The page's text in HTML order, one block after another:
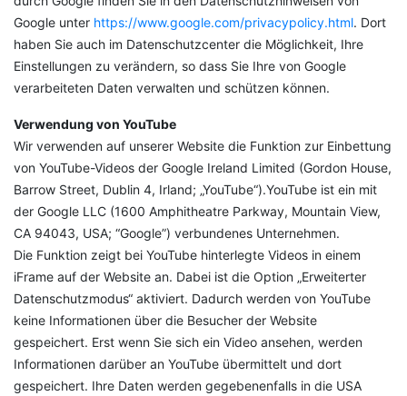
Google unter https://www.google.com/privacypolicy.html. Dort
haben Sie auch im Datenschutzcenter die Möglichkeit, Ihre
Einstellungen zu verändern, so dass Sie Ihre von Google
verarbeiteten Daten verwalten und schützen können.
Verwendung von YouTube
Wir verwenden auf unserer Website die Funktion zur Einbettung
von YouTube-Videos der Google Ireland Limited (Gordon House,
Barrow Street, Dublin 4, Irland; „YouTube“).YouTube ist ein mit
der Google LLC (1600 Amphitheatre Parkway, Mountain View,
CA 94043, USA; “Google”) verbundenes Unternehmen.
Die Funktion zeigt bei YouTube hinterlegte Videos in einem
iFrame auf der Website an. Dabei ist die Option „Erweiterter
Datenschutzmodus“ aktiviert. Dadurch werden von YouTube
keine Informationen über die Besucher der Website
gespeichert. Erst wenn Sie sich ein Video ansehen, werden
Informationen darüber an YouTube übermittelt und dort
gespeichert. Ihre Daten werden gegebenenfalls in die USA